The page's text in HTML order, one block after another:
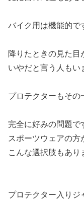
バイク用は機能的で
降りたときの見た目
いやだと言う人もい
プロテクターもその
完全に好みの問題で
スポーツウェアの方
こんな選択肢もあり
プロテクター入りジ